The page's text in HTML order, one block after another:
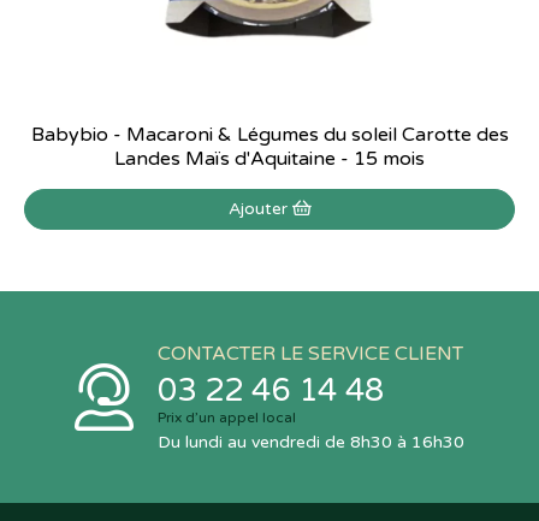
Babybio - Macaroni & Légumes du soleil Carotte des
Landes Maïs d'Aquitaine - 15 mois
Ajouter
CONTACTER LE SERVICE CLIENT
03 22 46 14 48
Prix d’un appel local
Du lundi au vendredi de 8h30 à 16h30